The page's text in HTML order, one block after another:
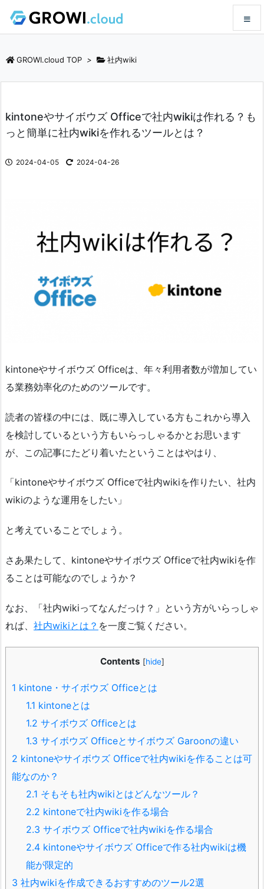
GROWI.cloud TOP > 社内wiki
kintoneやサイボウズ Officeで社内wikiは作れる？も
っと簡単に社内wikiを作れるツールとは？
2024-04-05 2024-04-26
kintoneやサイボウズ Officeは、年々利用者数が増加してい
る業務効率化のためのツールです。
読者の皆様の中には、既に導入している方もこれから導入
を検討しているという方もいらっしゃるかとお思います
が、この記事にたどり着いたということはやはり、
「kintoneやサイボウズ Officeで社内wikiを作りたい、社内
wikiのような運用をしたい」
と考えていることでしょう。
さあ果たして、kintoneやサイボウズ Officeで社内wikiを作
ることは可能なのでしょうか？
なお、「社内wikiってなんだっけ？」という方がいらっしゃ
れば、 社内wikiとは？ を一度ご覧ください。
Contents [hide]
1 kintone・サイボウズ Officeとは
1.1 kintoneとは
1.2 サイボウズ Officeとは
1.3 サイボウズ Officeとサイボウズ Garoonの違い
2 kintoneやサイボウズ Officeで社内wikiを作ることは可
能なのか？
2.1 そもそも社内wikiとはどんなツール？
2.2 kintoneで社内wikiを作る場合
2.3 サイボウズ Officeで社内wikiを作る場合
2.4 kintoneやサイボウズ Officeで作る社内wikiは機
能が限定的
3 社内wikiを作成できるおすすめのツール2選